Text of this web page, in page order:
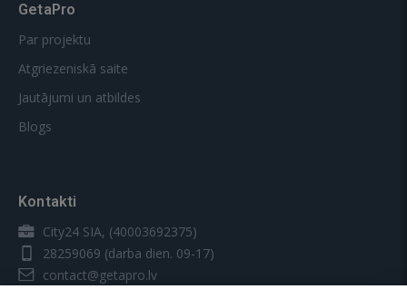
GetaPro
Par projektu
Atgriezeniskā saite
Jautājumi un atbildes
Blogs
Kontakti
City24 SIA, (40003692375)
28259069 (darba dien. 09-17)
contact@getapro.lv